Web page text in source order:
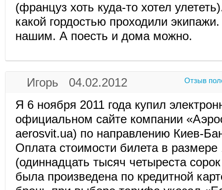
(француз хоть куда-то хотел
какой гордостью проходили
нашим. А поесть и дома можно.
Игорь 04.02.2012 Отзыв
Я 6 ноября 2011 года купил
официальном сайте компании
aerosvit.ua) по направлению Киев-
Оплата стоимости билета в размере
(одиннадцать тысяч четыреста
была произведена по кредитной